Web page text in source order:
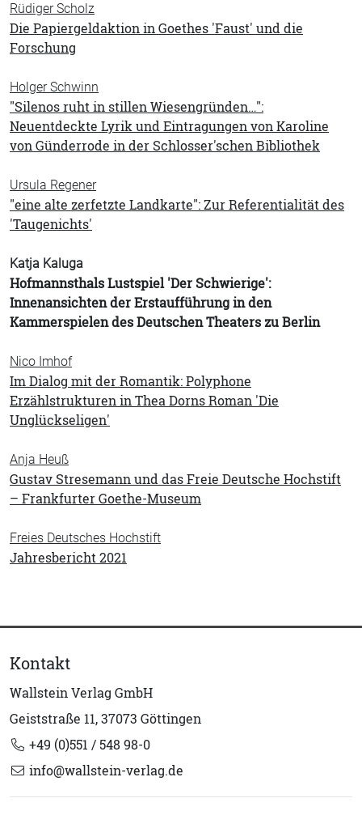
Rüdiger Scholz
Die Papiergeldaktion in Goethes 'Faust' und die
Forschung
Holger Schwinn
"Silenos ruht in stillen Wiesengründen…":
Neuentdeckte Lyrik und Eintragungen von Karoline
von Günderrode in der Schlosser'schen Bibliothek
Ursula Regener
"eine alte zerfetzte Landkarte": Zur Referentialität des
'Taugenichts'
Katja Kaluga
Hofmannsthals Lustspiel 'Der Schwierige':
Innenansichten der Erstaufführung in den
Kammerspielen des Deutschen Theaters zu Berlin
Nico Imhof
Im Dialog mit der Romantik: Polyphone
Erzählstrukturen in Thea Dorns Roman 'Die
Unglückseligen'
Anja Heuß
Gustav Stresemann und das Freie Deutsche Hochstift
– Frankfurter Goethe-Museum
Freies Deutsches Hochstift
Jahresbericht 2021
Kontakt
Wallstein Verlag GmbH
Geiststraße 11, 37073 Göttingen
+49 (0)551 / 548 98-0
info@wallstein-verlag.de